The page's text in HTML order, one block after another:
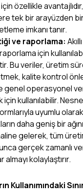
özellikle
tek bir arayüzden
imkanı tanır.
ve raporlama:
için
Bu veriler, üretim
kalite kontrol
genel operasyonel
için kullanılabilir.
uyumlu
daha geniş bir
gelerek, tüm
gerçek zamanlı
almayı kolaylaştırır.
Kullanımındaki